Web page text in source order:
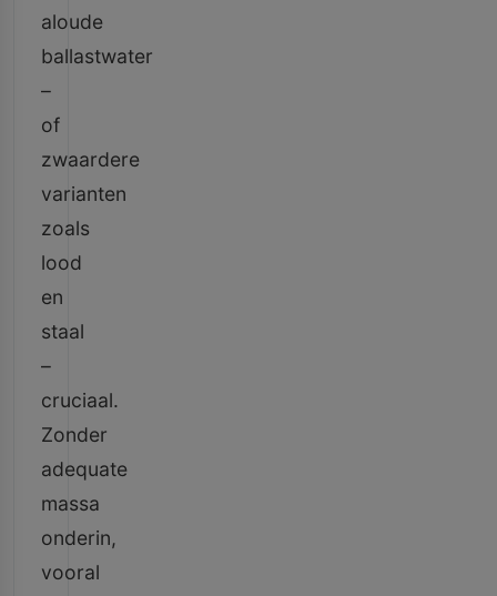
aloude
ballastwater
–
of
zwaardere
varianten
zoals
lood
en
staal
–
cruciaal.
Zonder
adequate
massa
onderin,
vooral